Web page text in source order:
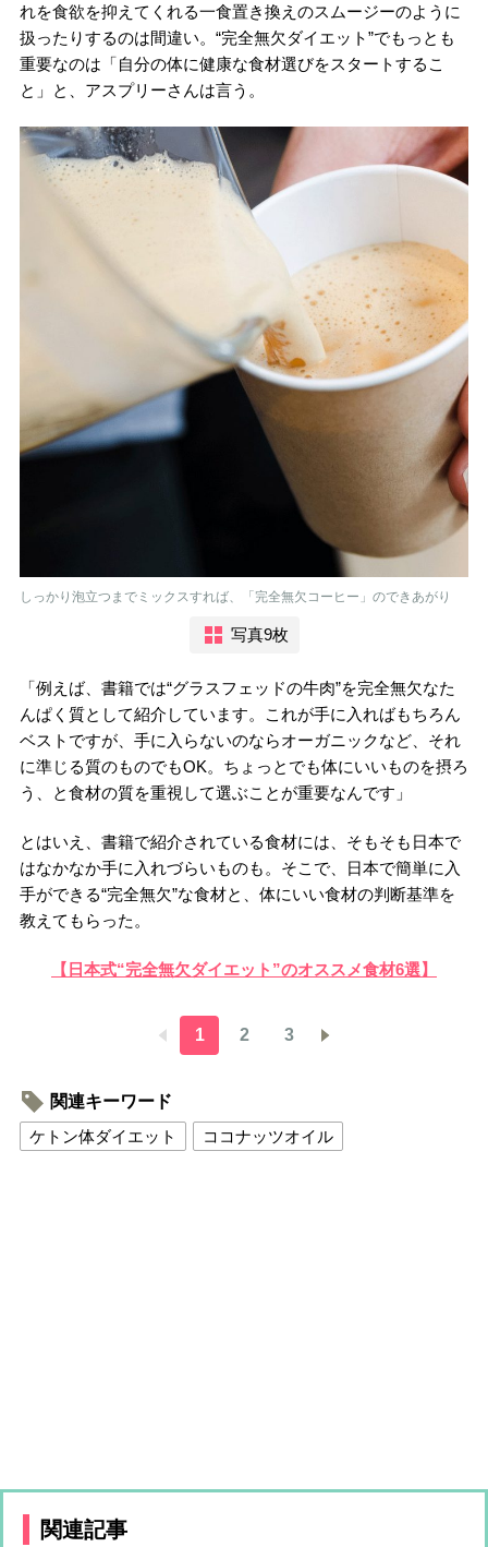
れを食欲を抑えてくれる一食置き換えのスムージーのように
扱ったりするのは間違い。“完全無欠ダイエット”でもっとも
重要なのは「自分の体に健康な食材選びをスタートするこ
と」と、アスプリーさんは言う。
しっかり泡立つまでミックスすれば、「完全無欠コーヒー」のできあがり
写真9枚
「例えば、書籍では“グラスフェッドの牛肉”を完全無欠なた
んぱく質として紹介しています。これが手に入ればもちろん
ベストですが、手に入らないのならオーガニックなど、それ
に準じる質のものでもOK。ちょっとでも体にいいものを摂ろ
う、と食材の質を重視して選ぶことが重要なんです」
とはいえ、書籍で紹介されている食材には、そもそも日本で
はなかなか手に入れづらいものも。そこで、日本で簡単に入
手ができる“完全無欠”な食材と、体にいい食材の判断基準を
教えてもらった。
【日本式“完全無欠ダイエット”のオススメ食材6選】
1 2 3
関連キーワード
ケトン体ダイエット
ココナッツオイル
関連記事